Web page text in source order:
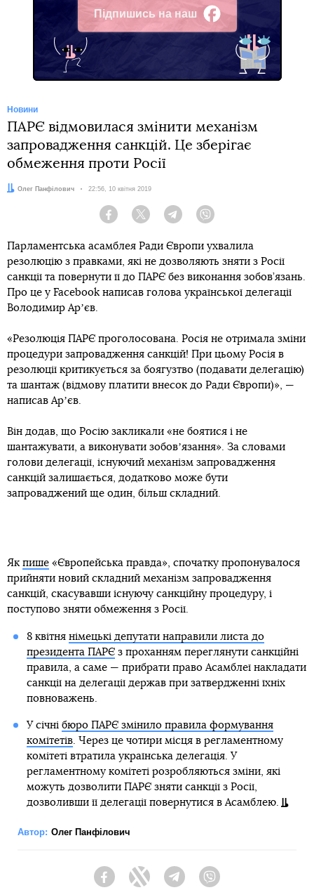
Підпишись на наш
Facebook
Новини
ПАРЄ відмовилася змінити механізм
запровадження санкцій. Це зберігає
обмеження проти Росії
Автор:
Олег Панфілович Дата:
22:56, 10 квітня 2019
Facebook Twitter Telegram
Парламентська асамблея Ради Європи ухвалила
резолюцію з правками, які не дозволяють зняти з Росії
санкції та повернути її до ПАРЄ без виконання зобов’язань.
Про це у Facebook написав голова української делегації
Володимир Арʼєв.
«Резолюція ПАРЄ проголосована. Росія не отримала зміни
процедури запровадження санкцій! При цьому Росія в
резолюції критикується за боягузтво (подавати делегацію)
та шантаж (відмову платити внесок до Ради Європи)», —
написав Арʼєв.
Він додав, що Росію закликали «не боятися і не
шантажувати, а виконувати зобовʼязання». За словами
голови делегації, існуючий механізм запровадження
санкцій залишається, додатково може бути
запроваджений ще один, більш складний.
Як пише «Європейська правда», спочатку пропонувалося
прийняти новий складний механізм запровадження
санкцій, скасувавши існуючу санкційну процедуру, і
поступово зняти обмеження з Росії.
8 квітня німецькі депутати направили листа до
президента ПАРЄз проханням переглянути санкційні
правила, а саме — прибрати право Асамблеї накладати
санкції на делегації держав при затвердженні їхніх
повноважень.
У січні бюро ПАРЄ змінило правила формування
комітетів. Через це чотири місця в регламентному
комітеті втратила українська делегація. У
регламентному комітеті розробляються зміни, які
можуть дозволити ПАРЄ зняти санкції з Росії,
дозволивши її делегації повернутися в Асамблею.
Автор: Олег Панфілович
FacebookTwitter Telegram